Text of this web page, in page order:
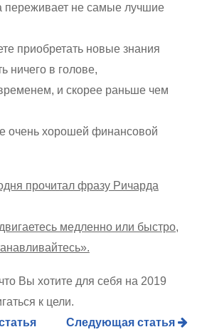
переживает не самые лучшие
приобретать новые знания
ничего в голове,
и скорее раньше чем
очень хорошей финансовой
прочитал фразу Ричарда
медленно или быстро,
Вы хотите для себя на 2019
к цели.
Следующая статья